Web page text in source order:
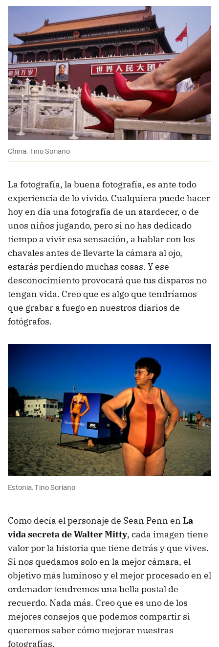
China. Tino Soriano
La fotografía, la buena fotografía, es ante todo
experiencia de lo vivido. Cualquiera puede hacer
hoy en día una fotografía de un atardecer, o de
unos niños jugando, pero si no has dedicado
tiempo a vivir esa sensación, a hablar con los
chavales antes de llevarte la cámara al ojo,
estarás perdiendo muchas cosas. Y ese
desconocimiento provocará que tus disparos no
tengan vida. Creo que es algo que tendríamos
que grabar a fuego en nuestros diarios de
fotógrafos.
Estonia. Tino Soriano
Como decía el personaje de Sean Penn en La
vida secreta de Walter Mitty, cada imagen tiene
valor por la historia que tiene detrás y que vives.
Si nos quedamos solo en la mejor cámara, el
objetivo más luminoso y el mejor procesado en el
ordenador tendremos una bella postal de
recuerdo. Nada más. Creo que es uno de los
mejores consejos que podemos compartir si
queremos saber cómo mejorar nuestras
fotografías.